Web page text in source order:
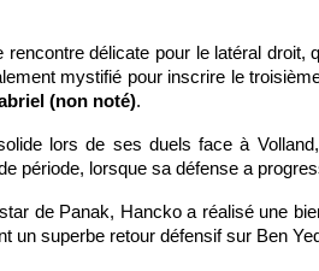
rencontre délicate pour le latéral
mystifié pour inscrire le
(non noté).
lors de ses duels face à
période, lorsque sa défense a
de Panak, Hancko a réalisé une
un superbe retour défensif sur Ben